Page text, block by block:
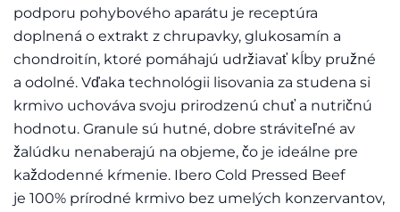
podporu pohybového aparátu je receptúra
doplnená o extrakt z chrupavky, glukosamín a
chondroitín, ktoré pomáhajú udržiavať kĺby pružné
a odolné. Vďaka technológii lisovania za studena si
krmivo uchováva svoju prirodzenú chuť a nutričnú
hodnotu. Granule sú hutné, dobre stráviteľné av
žalúdku nenaberajú na objeme, čo je ideálne pre
každodenné kŕmenie. Ibero Cold Pressed Beef
je 100% prírodné krmivo bez umelých konzervantov,